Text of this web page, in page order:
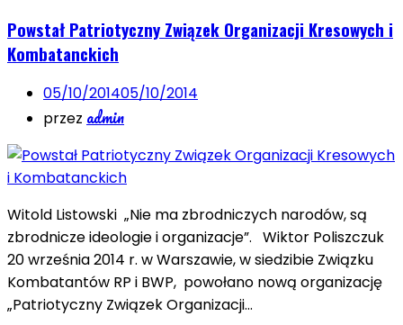
Powstał Patriotyczny Związek Organizacji Kresowych i
Kombatanckich
05/10/201405/10/2014
przez admin
Witold Listowski „Nie ma zbrodniczych narodów, są
zbrodnicze ideologie i organizacje”. Wiktor Poliszczuk
20 września 2014 r. w Warszawie, w siedzibie Związku
Kombatantów RP i BWP, powołano nową organizację
„Patriotyczny Związek Organizacji…